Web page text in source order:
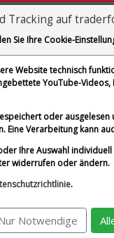
Bayerische
Aktualisieren
Tracking auf
Sie Ihre Cookie-
Website technisch
YouTube-
oder
Verarbeitung kann
Ihre Auswahl
widerrufen oder ändern.
.
Notwendige